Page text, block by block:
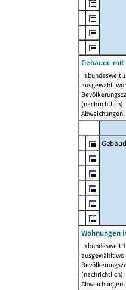
Gebäude mit
In bundesweit
ausgewählt
Abweichungen
Wohnungen
In bundesweit
ausgewählt
Abweichungen